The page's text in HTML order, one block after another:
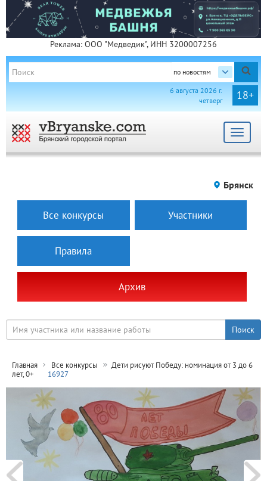
Реклама: ООО "Медведик", ИНН 3200007256
по новостям
18+
6 августа 2026 г.
четверг
Toggle
Брянск
Все конкурсы Участники
Правила
Архив
Главная Все конкурсы
Дети рисуют Победу: номинация от 3 до 6
лет, 0+
16927